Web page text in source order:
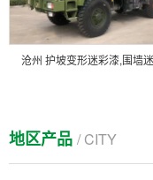
地区产品 / CITY